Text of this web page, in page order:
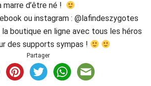
marre d’être né !
ou instagram : @lafindeszygotes
boutique en ligne avec tous les héros
des supports sympas !
Partager